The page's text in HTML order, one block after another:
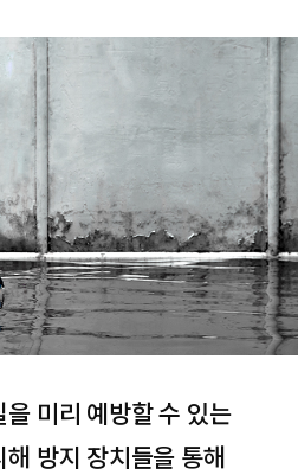
미리 예방할 수 있는
방지 장치들을 통해